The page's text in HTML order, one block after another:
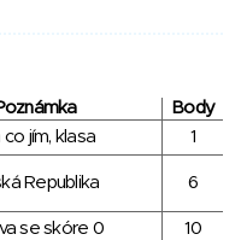
Body
co jím, klasa
1
Republika 6
se skóre 0
10